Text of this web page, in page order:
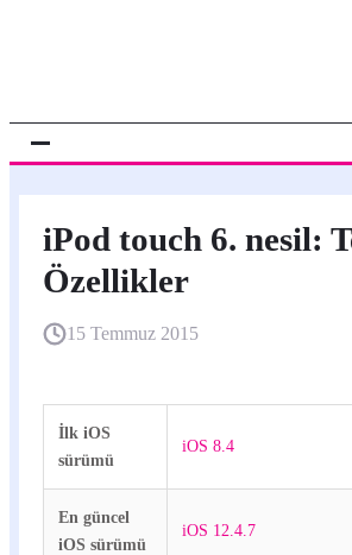
iPod touch 6. nesil:
Özellikler
15 Temmuz 2015
İlk iOS
sürümü
iOS 8.4
En güncel
iOS sürümü
iOS 12.4.7